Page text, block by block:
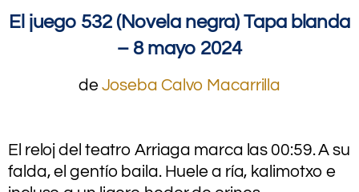
El juego 532 (Novela negra)Tapa blanda
– 8 mayo 2024
deJoseba Calvo Macarrilla
El reloj del teatro Arriaga marca las 00:59. A su
falda, el gentío baila. Huele a ría, kalimotxo e